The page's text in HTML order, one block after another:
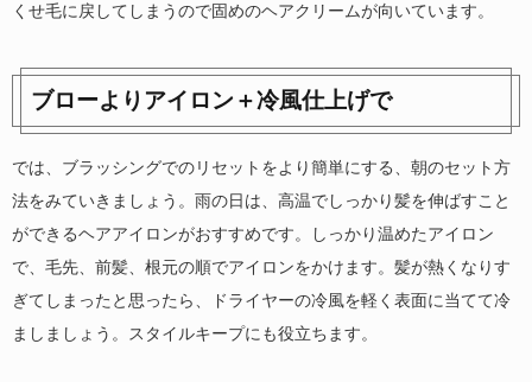
くせ毛に戻してしまうので固めのヘアクリームが向いています。
ブローよりアイロン＋冷風仕上げで
では、ブラッシングでのリセットをより簡単にする、朝のセット方
法をみていきましょう。雨の日は、高温でしっかり髪を伸ばすこと
ができるヘアアイロンがおすすめです。しっかり温めたアイロン
で、毛先、前髪、根元の順でアイロンをかけます。髪が熱くなりす
ぎてしまったと思ったら、ドライヤーの冷風を軽く表面に当てて冷
ましましょう。スタイルキープにも役立ちます。